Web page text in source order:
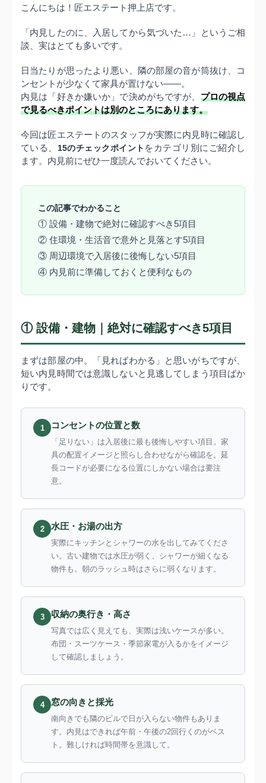
こんにちは！匠エステート押上店です。
「内見したのに、入居してから気づいた…」というご相
談、実はとても多いです。
日当たりが思ったより悪い、隣の部屋の音が筒抜け、コ
ンセントが少なくて家具が置けない——。
内見は「好きか嫌いか」で決めがちですが、 プロの視点
で見るべきポイントは別のところにあります。
今回は匠エステートのスタッフが実際に内見時に確認し
ている、 15のチェックポイント をカテゴリ別にご紹介し
ます。内見前にぜひ一度読んでおいてください。
この記事でわかること
① 設備・建物で絶対に確認すべき5項目
② 住環境・生活音で意外と見落とす5項目
③ 周辺環境で入居後に後悔しない5項目
④ 内見前に準備しておくと便利なもの
① 設備・建物｜絶対に確認すべき5項目
まずは部屋の中。「見ればわかる」と思いがちですが、
短い内見時間では意識しないと見逃してしまう項目ばか
りです。
1 コンセントの位置と数
「足りない」は入居後に最も後悔しやすい項目。家
具の配置イメージと照らし合わせながら確認を。延
長コードが必要になる位置にしかない場合は要注
意。
2 水圧・お湯の出方
実際にキッチンとシャワーの水を出してみてくださ
い。古い建物では水圧が弱く、シャワーが細くなる
物件も。朝のラッシュ時はさらに弱くなります。
3 収納の奥行き・高さ
写真では広く見えても、実際は浅いケースが多い。
布団・スーツケース・季節家電が入るかをイメージ
して確認しましょう。
4 窓の向きと採光
南向きでも隣のビルで日が入らない物件もありま
す。内見はできれば午前・午後の2回行くのがベス
ト。難しければ時間帯を意識して。